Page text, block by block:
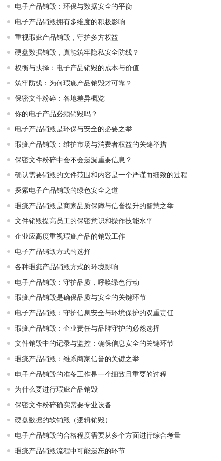
电子产品销毁：环保与数据安全的平衡
电子产品销毁拥有多维度的积极影响
重视瑕疵产品销毁，守护多方权益
硬盘数据销毁，真能筑牢隐私安全防线？
权衡与抉择：电子产品销毁的成本与价值
筑牢防线：为何瑕疵产品销毁才可靠？
保密文件粉碎：各地差异概览
你的电子产品必须销毁吗？
电子产品销毁是环保与安全的必要之举​ ​
瑕疵产品销毁：维护市场与消费者权益的关键举措​ ​
保密文件粉碎中会不会遗漏重要信息？
确认需要销毁的文件范围和内容是一个严谨而细致的过程
探索电子产品销毁的绿色安全之道
瑕疵产品销毁是商家品质保障与信誉提升的智慧之举
文件销毁提高员工的保密意识和操作技能水平
企业应高度重视瑕疵产品的销毁工作
电子产品销毁方式的选择
各种瑕疵产品销毁方式的环境影响
电子产品销毁：守护品质，呼唤绿色行动
瑕疵产品销毁是确保品质与安全的关键环节
电子产品销毁：守护信息安全与环境保护的双重责任
瑕疵产品销毁：企业责任与品牌守护的必然选择
文件销毁中的记录与监控：确保信息安全的关键环节
瑕疵产品销毁：维系商家信誉的关键之举
电子产品销毁的准备工作是一个细致且重要的过程
为什么要进行瑕疵产品销毁
保密文件粉碎确实需要专业设备
硬盘数据的软销毁（逻辑销毁）
电子产品销毁的合格程度需要从多个方面进行综合考量
瑕疵产品销毁流程中可能遗忘的环节